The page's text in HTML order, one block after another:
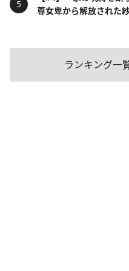
尊女卑から解放された
ランキング一